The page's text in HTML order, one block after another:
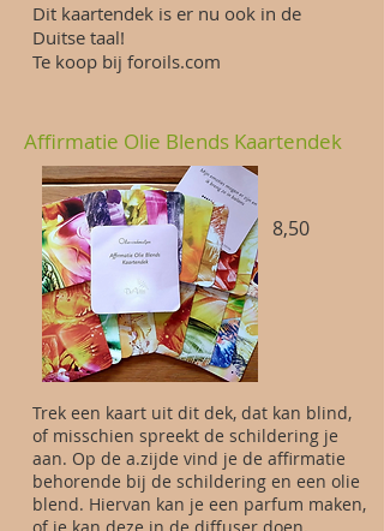
Dit kaartendek is er nu ook in de
Duitse taal!
Te koop bij foroils.com
Affirmatie Olie Blends Kaartendek
8,50
Trek een kaart uit dit dek, dat kan blind,
of misschien spreekt de schildering je
aan. Op de a.zijde vind je de affirmatie
behorende bij de schildering en een olie
blend. Hiervan kan je een parfum maken,